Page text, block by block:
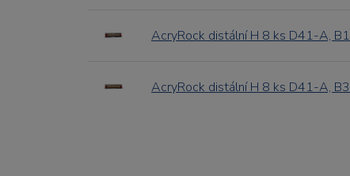
AcryRock distální H 8 ks D41-A, B1
AcryRock distální H 8 ks D41-A, B3